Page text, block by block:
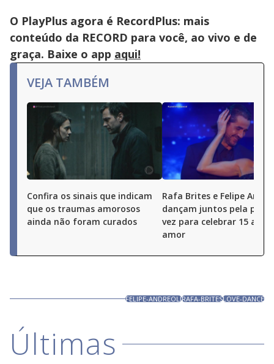
O PlayPlus agora é RecordPlus: mais
conteúdo da RECORD para você, ao vivo e de
graça. Baixe o app aqui!
VEJA TAMBÉM
Confira os sinais que indicam
que os traumas amorosos
ainda não foram curados
Rafa Brites e Felipe
dançam juntos pela
vez para celebrar 15 anos
amor
FELIPE-ANDREOLIRAFA-BRITESLOVE-DANCE
Últimas